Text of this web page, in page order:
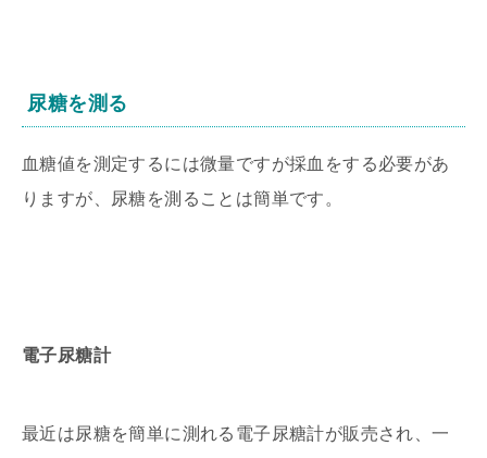
尿糖を測る
血糖値を測定するには微量ですが採血をする必要があ
りますが、尿糖を測ることは簡単です。
電子尿糖計
最近は尿糖を簡単に測れる電子尿糖計が販売され、一